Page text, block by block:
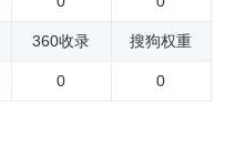
360收录 搜狗权重
0 0